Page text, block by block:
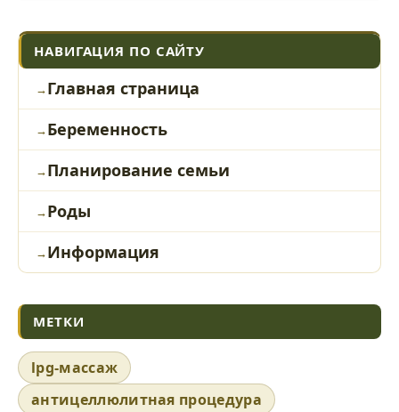
НАВИГАЦИЯ ПО САЙТУ
Главная страница
Беременность
Планирование семьи
Роды
Информация
МЕТКИ
lpg-массаж
антицеллюлитная процедура